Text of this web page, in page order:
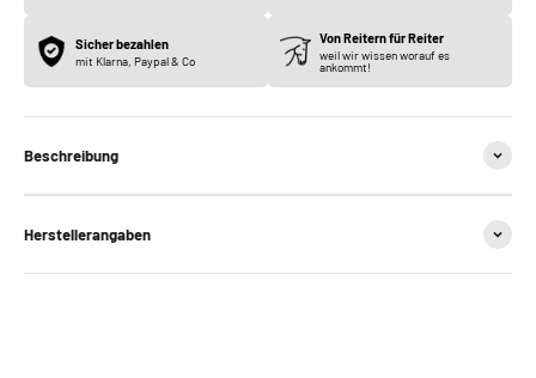
Sicher bezahlen
mit Klarna, Paypal & Co
Von Reitern für Reiter
weil wir wissen worauf es
ankommt!
Beschreibung
Herstellerangaben